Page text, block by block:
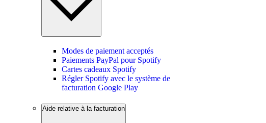
Modes de paiement acceptés
Paiements PayPal pour Spotify
Cartes cadeaux Spotify
Régler Spotify avec le système de
facturation Google Play
Aide relative à la facturation